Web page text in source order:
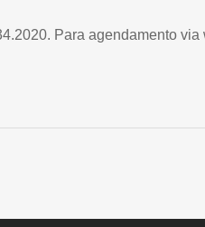
Para agendamento via